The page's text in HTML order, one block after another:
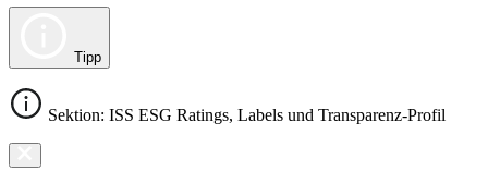
Tipp
Sektion: ISS ESG Ratings, Labels und Transparenz-Profil